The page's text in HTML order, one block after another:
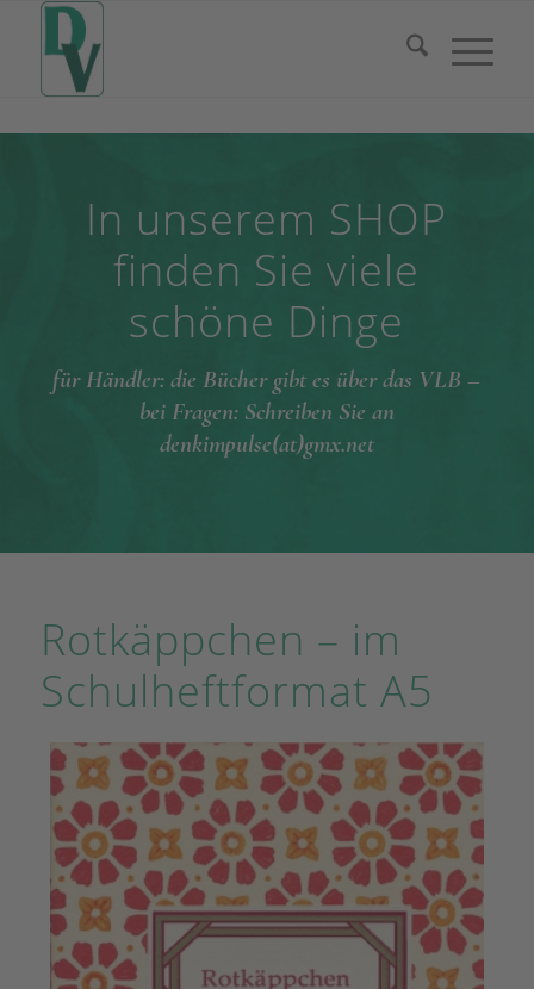
In unserem SHOP
finden Sie viele
schöne Dinge
für Händler: die Bücher gibt es über das VLB –
bei Fragen: Schreiben Sie an
denkimpulse(at)gmx.net
Rotkäppchen – im
Schulheftformat A5